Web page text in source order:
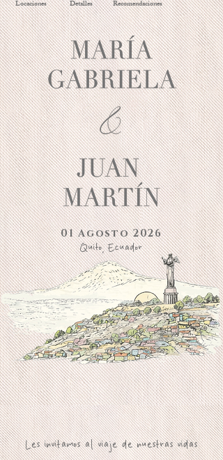
Locaciones Detalles Recomendaciones
01 Agosto 2026
Quito, Ecuador
Les invitamos al viaje de nuestras vidas